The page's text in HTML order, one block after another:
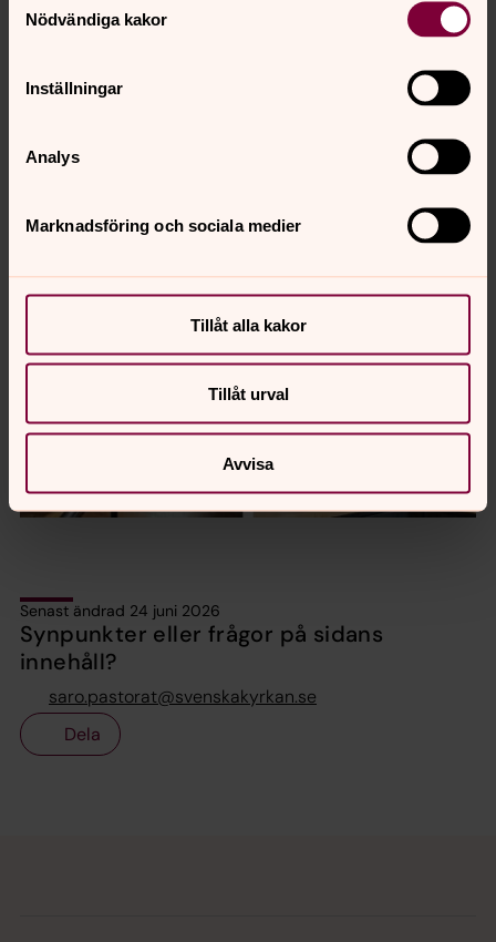
Nödvändiga kakor
Inställningar
Analys
Marknadsföring och sociala medier
Tillåt alla kakor
Tillåt urval
Avvisa
Senast ändrad 24 juni 2026
Synpunkter eller frågor på sidans
innehåll?
saro.pastorat@svenskakyrkan.se
Dela